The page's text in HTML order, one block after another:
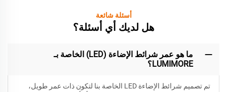
أسئلة شائعة
هل لديك أي أسئلة؟
ما هو عمر شرائط الإضاءة (LED) الخاصة بـ
LUMIMORE؟
تم تصميم شرائط الإضاءة LED الخاصة بنا لتكون
ذات عمر طويل،